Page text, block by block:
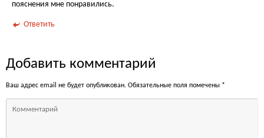
пояснения мне понравились.
Ответить
Добавить комментарий
Ваш адрес email не будет опубликован. Обязательные поля помечены *